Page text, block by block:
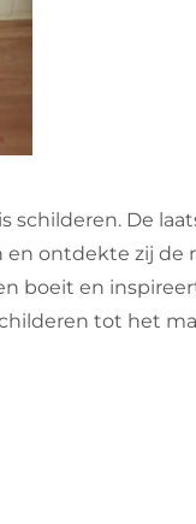
schilderen. De
en ontdekte zij
boeit en
tot het